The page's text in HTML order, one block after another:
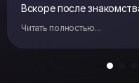
Вскоре после
которым у меня
делились полезными
стажёры занимаются
Читать полностью...